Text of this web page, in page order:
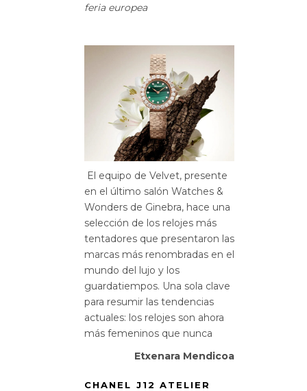
feria europea
El equipo de Velvet, presente
en el último salón Watches &
Wonders de Ginebra, hace una
selección de los relojes más
tentadores que presentaron las
marcas más renombradas en el
mundo del lujo y los
guardatiempos. Una sola clave
para resumir las tendencias
actuales: los relojes son ahora
más femeninos que nunca
Etxenara Mendicoa
CHANEL J12 ATELIER